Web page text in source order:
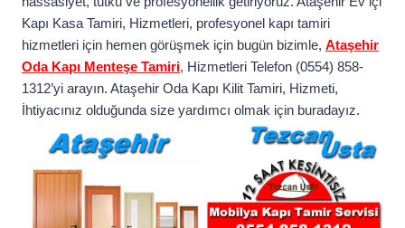
Kapı Kasa Tamiri, Hizmetleri, profesyonel kapı tamiri
hizmetleri için hemen görüşmek için bugün bizimle, Ataşehir
Oda Kapı Menteşe Tamiri, Hizmetleri Telefon (0554) 858-
1312’yi arayın. Ataşehir Oda Kapı Kilit Tamiri, Hizmeti,
İhtiyacınız olduğunda size yardımcı olmak için buradayız.